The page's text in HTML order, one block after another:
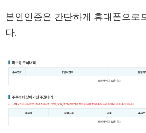
본인인증은 간단하게 휴대폰으로
다.